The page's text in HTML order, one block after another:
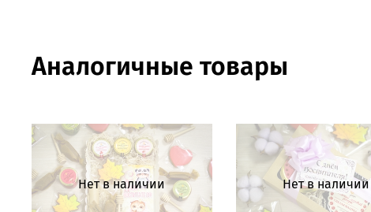
Аналогичные товары
Нет в наличии Нет в наличии